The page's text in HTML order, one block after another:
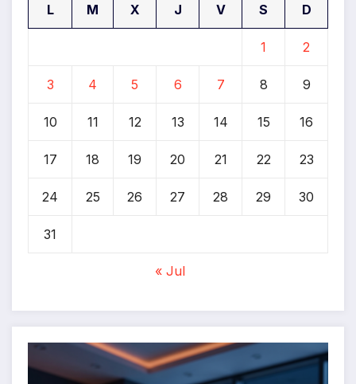
L M X J V S D
1 2
3 4 5 6 7 8 9
10 11 12 13 14 15 16
17 18 19 20 21 22 23
24 25 26 27 28 29 30
31
« Jul